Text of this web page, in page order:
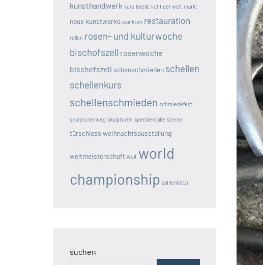
kunsthandwerk kurs libelle licht der welt markt
neue kunstwerke plankton restauration
rollen rosen- und kulturwoche
bischofszell rosenwoche
bischofszell schauschmieden schellen
schellenkurs
schellenschmieden schmiedefest
sculpturenweg skulpturen spendentafel sterne
türschloss weihnachtsausstellung
weltmeisterschaft wolf world
championship zahlenlotto
suchen